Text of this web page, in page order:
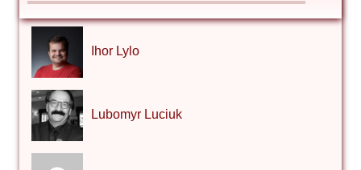
Ihor Lylo
Lubomyr Luciuk